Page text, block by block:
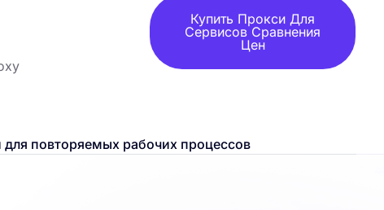
Купить Прокси Для
Сервисов Сравнения
Цен
для повторяемых рабочих процессов